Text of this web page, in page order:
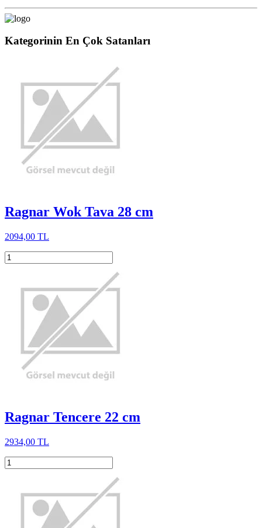
Kategorinin En Çok Satanları
Ragnar Wok Tava 28 cm
2094,00 TL
Ragnar Tencere 22 cm
2934,00 TL